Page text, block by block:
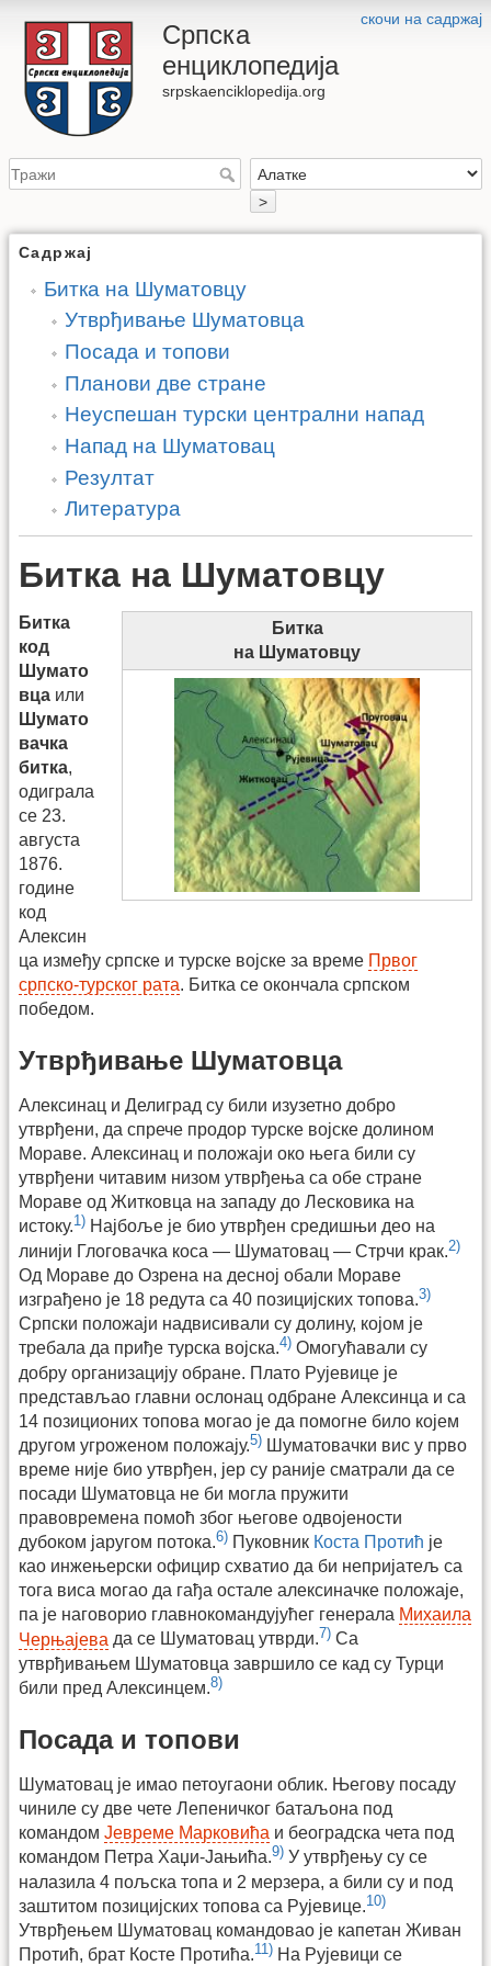
скочи на садржај
Српска
енциклопедија
srpskaenciklopedija.org
>
Садржај
Битка на Шуматовцу
Утврђивање Шуматовца
Посада и топови
Планови две стране
Неуспешан турски централни напад
Напад на Шуматовац
Резултат
Литература
Битка на Шуматовцу
Битка
на Шуматовцу
Битка
код
Шумато
вца или
Шумато
вачка
битка,
одиграла
се 23.
августа
1876.
године
код
Алексин
ца између српске и турске војске за време Првог
српско-турског рата. Битка се окончала српском
победом.
Утврђивање Шуматовца
Алексинац и Делиград су били изузетно добро
утврђени, да спрече продор турске војске долином
Мораве. Алексинац и положаји око њега били су
утврђени читавим низом утврђења са обе стране
Мораве од Житковца на западу до Лесковика на
истоку.1) Најбоље је био утврђен средишњи део на
линији Глоговачка коса — Шуматовац — Стрчи крак.2)
Од Мораве до Озрена на десној обали Мораве
изграђено је 18 редута са 40 позицијских топова.3)
Српски положаји надвисивали су долину, којом је
требала да приђе турска војска.4) Омогућавали су
добру организацију обране. Плато Рујевице је
представљао главни ослонац одбране Алексинца и са
14 позиционих топова могао је да помогне било којем
другом угроженом положају.5) Шуматовачки вис у прво
време није био утврђен, јер су раније сматрали да се
посади Шуматовца не би могла пружити
правовремена помоћ због његове одвојености
дубоком јаругом потока.6) Пуковник Коста Протић је
као инжењерски официр схватио да би непријатељ са
тога виса могао да гађа остале алексиначке положаје,
па је наговорио главнокомандујућег генерала Михаила
Черњајева да се Шуматовац утврди.7) Са
утврђивањем Шуматовца завршило се кад су Турци
били пред Алексинцем.8)
Посада и топови
Шуматовац је имао петоугаони облик. Његову посаду
чиниле су две чете Лепеничког батаљона под
командом Јевреме Марковића и београдска чета под
командом Петра Хаџи-Јањића.9) У утврђењу су се
налазила 4 пољска топа и 2 мерзера, а били су и под
заштитом позицијских топова са Рујевице.10)
Утврђењем Шуматовац командовао је капетан Живан
Протић, брат Косте Протића.11) На Рујевици се